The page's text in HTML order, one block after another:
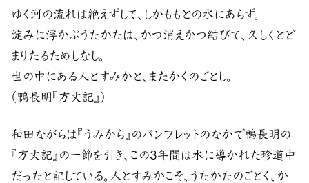
ゆく河の流れは絶えずして、しかももとの水にあらず。
淀みに浮かぶうたかたは、かつ消えかつ結びて、久しくとど
まりたるためしなし。
世の中にある人とすみかと、またかくのごとし。
（鴨長明『方丈記』）
和田ながらは『うみから』のパンフレットのなかで鴨長明の
『方丈記』の一節を引き、この3年間は水に導かれた珍道中
だったと記している。人とすみかこそ、うたかたのごとく、か